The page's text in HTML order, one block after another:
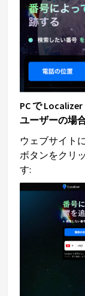
PC で
ユーザーの場
ウェブサイト
ボタンをクリ
す: